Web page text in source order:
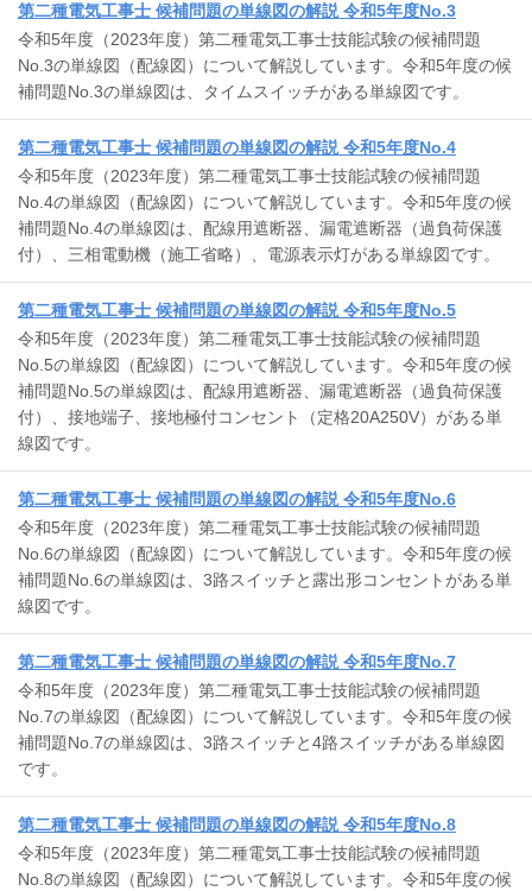
第二種電気工事士 候補問題の単線図の解説 令和5年度No.3
令和5年度（2023年度）第二種電気工事士技能試験の候補問題
No.3の単線図（配線図）について解説しています。令和5年度の候
補問題No.3の単線図は、タイムスイッチがある単線図です。
第二種電気工事士 候補問題の単線図の解説 令和5年度No.4
令和5年度（2023年度）第二種電気工事士技能試験の候補問題
No.4の単線図（配線図）について解説しています。令和5年度の候
補問題No.4の単線図は、配線用遮断器、漏電遮断器（過負荷保護
付）、三相電動機（施工省略）、電源表示灯がある単線図です。
第二種電気工事士 候補問題の単線図の解説 令和5年度No.5
令和5年度（2023年度）第二種電気工事士技能試験の候補問題
No.5の単線図（配線図）について解説しています。令和5年度の候
補問題No.5の単線図は、配線用遮断器、漏電遮断器（過負荷保護
付）、接地端子、接地極付コンセント（定格20A250V）がある単
線図です。
第二種電気工事士 候補問題の単線図の解説 令和5年度No.6
令和5年度（2023年度）第二種電気工事士技能試験の候補問題
No.6の単線図（配線図）について解説しています。令和5年度の候
補問題No.6の単線図は、3路スイッチと露出形コンセントがある単
線図です。
第二種電気工事士 候補問題の単線図の解説 令和5年度No.7
令和5年度（2023年度）第二種電気工事士技能試験の候補問題
No.7の単線図（配線図）について解説しています。令和5年度の候
補問題No.7の単線図は、3路スイッチと4路スイッチがある単線図
です。
第二種電気工事士 候補問題の単線図の解説 令和5年度No.8
令和5年度（2023年度）第二種電気工事士技能試験の候補問題
No.8の単線図（配線図）について解説しています。令和5年度の候